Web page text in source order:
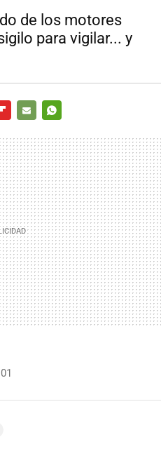
de los motores
para vigilar... y
MAIL